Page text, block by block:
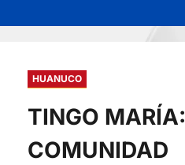
HUANUCO
TINGO MARÍA:
COMUNIDAD